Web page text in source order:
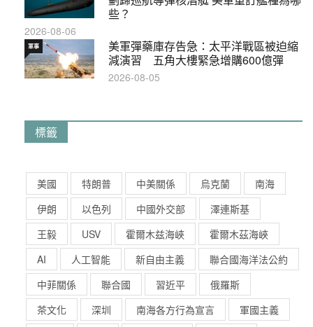
些？
2026-08-06
美軍彈藥庫存告急：太平洋戰區被迫縮
減演習 五角大樓緊急增購600億彈
軍事
2026-08-05
標籤
美國 特朗普 中美關係 烏克蘭
南海
伊朗
以色列 中國外交部
澤連斯基
王毅
USV 霍爾木兹海峽
霍爾木茲海峽
AI
人工智能 新自由主義
聯合國海洋法公約
中菲關係
聯合國 習近平
俄羅斯
茶文化
深圳 南海各方行為宣言
軍國主義